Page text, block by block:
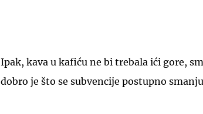
Ipak, kava u kafiću ne bi trebala ići gore,
dobro je što se subvencije postupno